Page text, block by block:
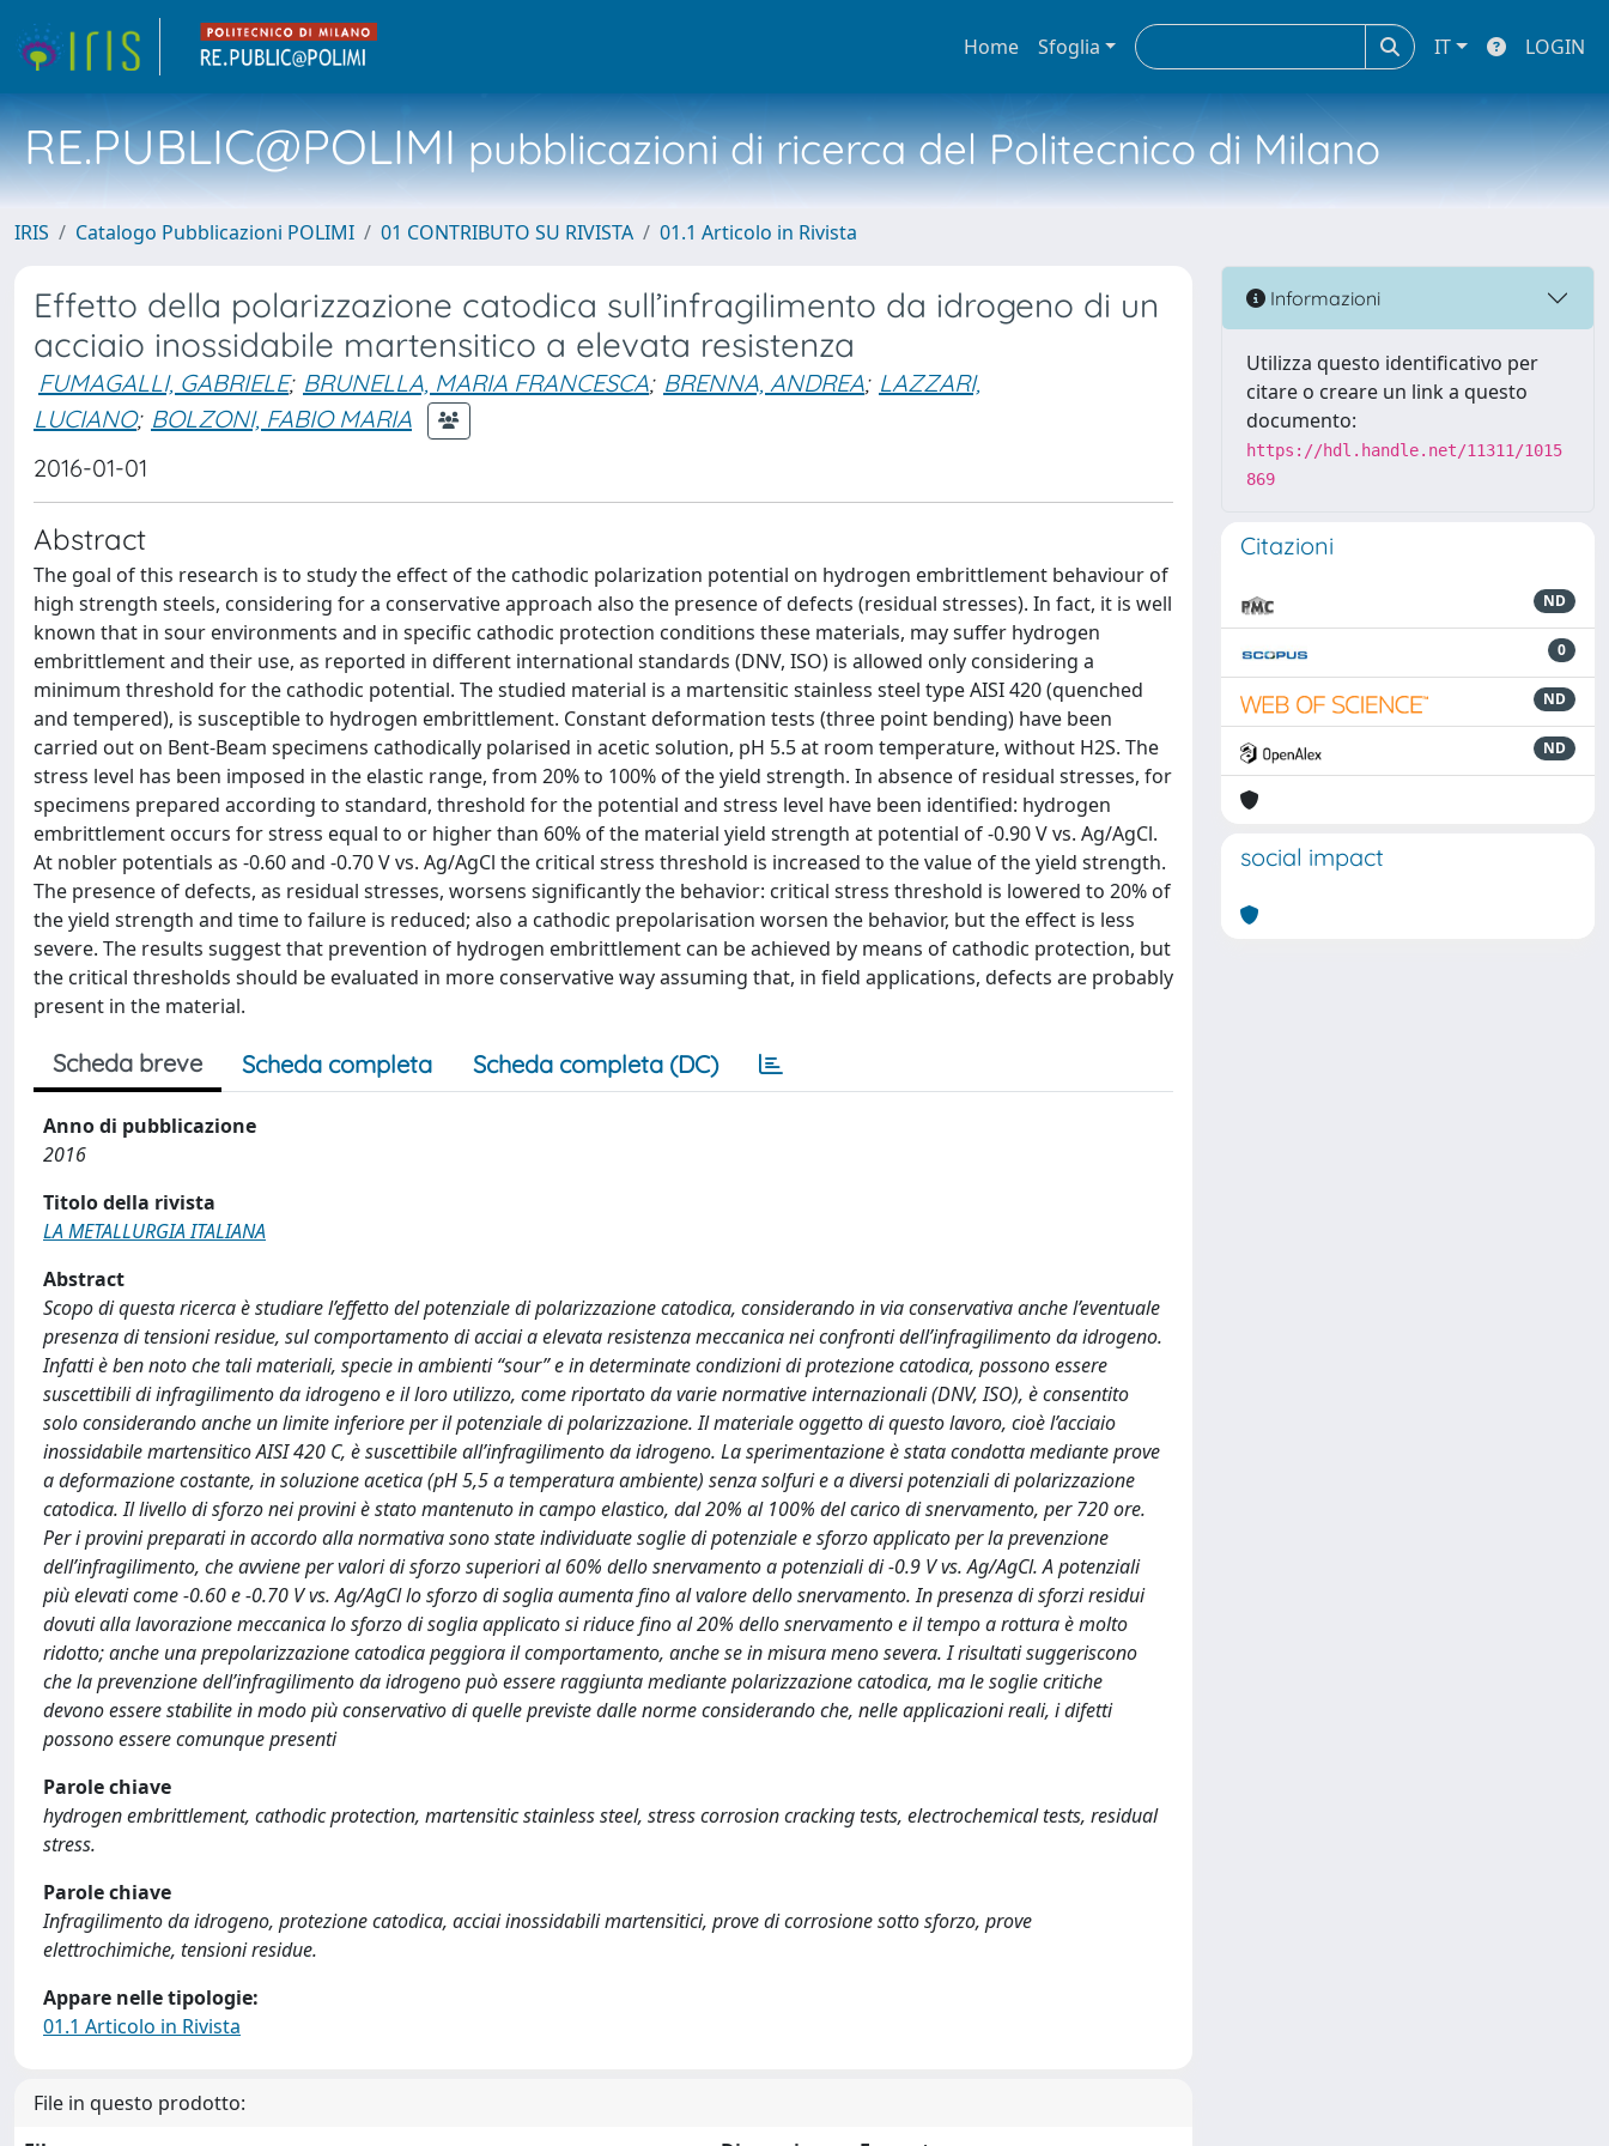
Home Sfoglia IT LOGIN
RE.PUBLIC@POLIMIpubblicazioni di ricerca del Politecnico di Milano
IRIS Catalogo Pubblicazioni POLIMI 01 CONTRIBUTO SU RIVISTA 01.1 Articolo in Rivista
Effetto della polarizzazione catodica sull’infragilimento da idrogeno di un
acciaio inossidabile martensitico a elevata resistenza
FUMAGALLI, GABRIELE; BRUNELLA, MARIA FRANCESCA; BRENNA, ANDREA; LAZZARI,
LUCIANO; BOLZONI, FABIO MARIA
2016-01-01
Abstract
The goal of this research is to study the effect of the cathodic polarization potential on hydrogen embrittlement behaviour of
high strength steels, considering for a conservative approach also the presence of defects (residual stresses). In fact, it is well
known that in sour environments and in specific cathodic protection conditions these materials, may suffer hydrogen
embrittlement and their use, as reported in different international standards (DNV, ISO) is allowed only considering a
minimum threshold for the cathodic potential. The studied material is a martensitic stainless steel type AISI 420 (quenched
and tempered), is susceptible to hydrogen embrittlement. Constant deformation tests (three point bending) have been
carried out on Bent-Beam specimens cathodically polarised in acetic solution, pH 5.5 at room temperature, without H2S. The
stress level has been imposed in the elastic range, from 20% to 100% of the yield strength. In absence of residual stresses, for
specimens prepared according to standard, threshold for the potential and stress level have been identified: hydrogen
embrittlement occurs for stress equal to or higher than 60% of the material yield strength at potential of -0.90 V vs. Ag/AgCl.
At nobler potentials as -0.60 and -0.70 V vs. Ag/AgCl the critical stress threshold is increased to the value of the yield strength.
The presence of defects, as residual stresses, worsens significantly the behavior: critical stress threshold is lowered to 20% of
the yield strength and time to failure is reduced; also a cathodic prepolarisation worsen the behavior, but the effect is less
severe. The results suggest that prevention of hydrogen embrittlement can be achieved by means of cathodic protection, but
the critical thresholds should be evaluated in more conservative way assuming that, in field applications, defects are probably
present in the material.
Scheda breve Scheda completa Scheda completa (DC)
Anno di pubblicazione
2016
Titolo della rivista
LA METALLURGIA ITALIANA
Abstract
Scopo di questa ricerca è studiare l’effetto del potenziale di polarizzazione catodica, considerando in via conservativa anche l’eventuale
presenza di tensioni residue, sul comportamento di acciai a elevata resistenza meccanica nei confronti dell’infragilimento da idrogeno.
Infatti è ben noto che tali materiali, specie in ambienti “sour” e in determinate condizioni di protezione catodica, possono essere
suscettibili di infragilimento da idrogeno e il loro utilizzo, come riportato da varie normative internazionali (DNV, ISO), è consentito
solo considerando anche un limite inferiore per il potenziale di polarizzazione. Il materiale oggetto di questo lavoro, cioè l’acciaio
inossidabile martensitico AISI 420 C, è suscettibile all’infragilimento da idrogeno. La sperimentazione è stata condotta mediante prove
a deformazione costante, in soluzione acetica (pH 5,5 a temperatura ambiente) senza solfuri e a diversi potenziali di polarizzazione
catodica. Il livello di sforzo nei provini è stato mantenuto in campo elastico, dal 20% al 100% del carico di snervamento, per 720 ore.
Per i provini preparati in accordo alla normativa sono state individuate soglie di potenziale e sforzo applicato per la prevenzione
dell’infragilimento, che avviene per valori di sforzo superiori al 60% dello snervamento a potenziali di -0.9 V vs. Ag/AgCl. A potenziali
più elevati come -0.60 e -0.70 V vs. Ag/AgCl lo sforzo di soglia aumenta fino al valore dello snervamento. In presenza di sforzi residui
dovuti alla lavorazione meccanica lo sforzo di soglia applicato si riduce fino al 20% dello snervamento e il tempo a rottura è molto
ridotto; anche una prepolarizzazione catodica peggiora il comportamento, anche se in misura meno severa. I risultati suggeriscono
che la prevenzione dell’infragilimento da idrogeno può essere raggiunta mediante polarizzazione catodica, ma le soglie critiche
devono essere stabilite in modo più conservativo di quelle previste dalle norme considerando che, nelle applicazioni reali, i difetti
possono essere comunque presenti
Parole chiave
hydrogen embrittlement, cathodic protection, martensitic stainless steel, stress corrosion cracking tests, electrochemical tests, residual
stress.
Parole chiave
Infragilimento da idrogeno, protezione catodica, acciai inossidabili martensitici, prove di corrosione sotto sforzo, prove
elettrochimiche, tensioni residue.
Appare nelle tipologie:
01.1 Articolo in Rivista
File in questo prodotto:
Informazioni
Utilizza questo identificativo per
citare o creare un link a questo
documento:
https://hdl.handle.net/11311/1015
869
Citazioni
ND
0
ND
ND
social impact